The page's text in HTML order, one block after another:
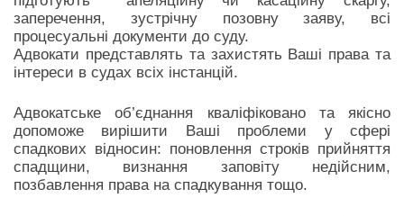
заперечення, зустрічну позовну заяву, всі
процесуальні документи до суду.
Адвокати представлять та захистять Ваші права та
інтереси в судах всіх інстанцій.
Адвокатське об’єднання кваліфіковано та якісно
допоможе вирішити Ваші проблеми у сфері
спадкових відносин: поновлення строків прийняття
спадщини, визнання заповіту недійсним,
позбавлення права на спадкування тощо.